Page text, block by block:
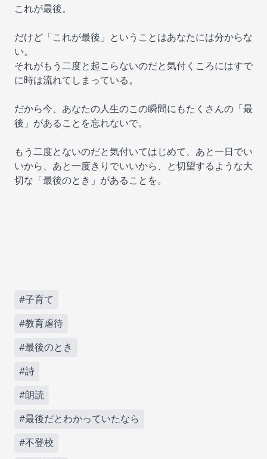
これが最後。
だけど「これが最後」ということはあなたには分からな
い。
それがもう二度と起こらないのだと気付くころにはすで
に時は流れてしまっている。
だから今、あなたの人生のこの瞬間にもたくさんの「最
後」があることを忘れないで。
もう二度とないのだと気付いてはじめて、あと一日でい
いから、あと一度きりでいいから、と切望するような大
切な「最後のとき」があることを。
#子育て
#教育虐待
#最後のとき
#詩
#朗読
#最後だとわかっていたなら
#不登校